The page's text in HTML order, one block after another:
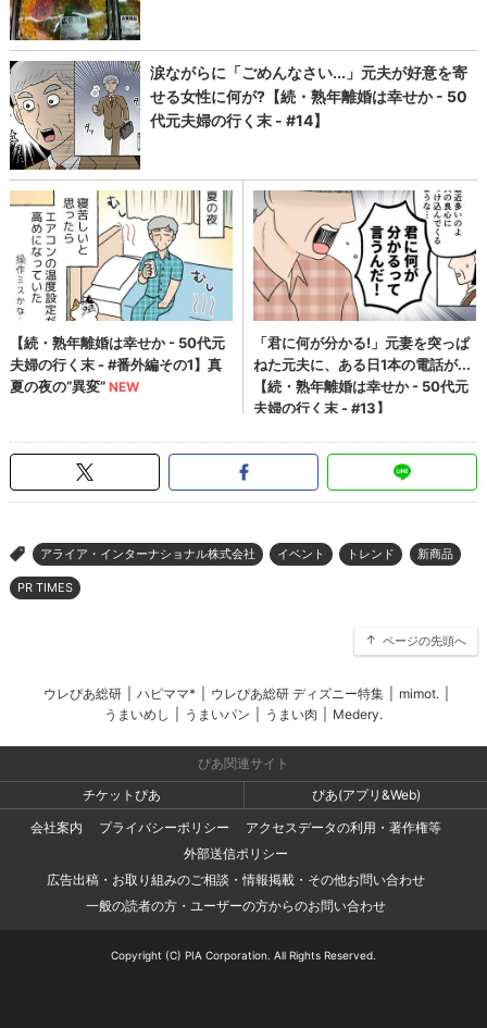
> アライア・インターナショナル株式会社 イベント トレンド 新商品
PR TIMES
ページの先頭へ
ウレぴあ総研 ハピママ* ウレぴあ総研 ディズニー特集 mimot.
うまいめし
うまいパン うまい肉 Medery.
ぴあ関連サイト
チケットぴあ
ぴあ(アプリ&Web)
会社案内
プライバシーポリシー
アクセスデータの利用・著作権等
外部送信ポリシー
広告出稿・お取り組みのご相談・情報掲載・その他お問い合わせ
一般の読者の方・ユーザーの方からのお問い合わせ
Copyright (C) PIA Corporation. All Rights Reserved.